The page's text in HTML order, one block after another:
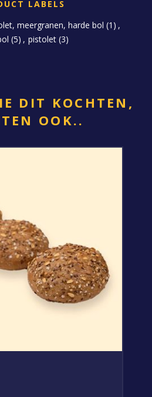
LABELS
meergranen, harde bol (1) ,
(5) , pistolet (3)
DIT KOCHTEN,
OOK..